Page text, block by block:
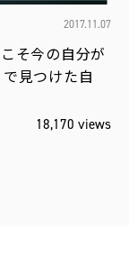
2017.11.07
そ今の自分が
見つけた自
18,170 views